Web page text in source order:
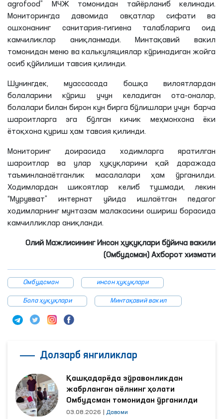
agrofood”
МЧЖтомонидан тайёрланиб келинади.
Мониторингда давомида овқатлар сифати ва
ошхонанинг санитария-гигиена талабларига оид
камчиликлар аниқланмади. Минтақавий вакил
томонидан меню ва калькуляциялар кўринадиган жойга
осиб қўйилиши тавсия қилинди.
Шунингдек, муассасада бошқа вилоятлардан
болаларини кўриш учун келадиган ота-оналар,
болалари билан бирон кун бирга бўлишлари учун барча
шароитларга эга бўлган кичик меҳмонхона ёки
ётоқхона қуриш ҳам тавсия қилинди.
Мониторинг доирасида ходимларга яратилган
шароитлар ва улар ҳуқуқларини қай даражада
таъминланаётганлик масалалари ҳам ўрганилди.
Ходимлардан шикоятлар келиб тушмади, лекин
“Мурувват” интернат уйида ишлаётган педагог
ходимларнинг мунтазам малакасини ошириш борасида
камчилликлар аниқланди.
Олий Мажлисининг Инсон ҳуқуқлари бўйича вакили
(Омбудсман) Ахборот хизмати
Омбудсман инсон ҳуқуқлари
Бола ҳуқуқлари Минтақавий вакил
Долзарб янгиликлар
Қашқадарёда зўравонликдан
жабрланган аёлнинг ҳолати
Омбудсман томонидан ўрганилди
03.08.2026 Давоми